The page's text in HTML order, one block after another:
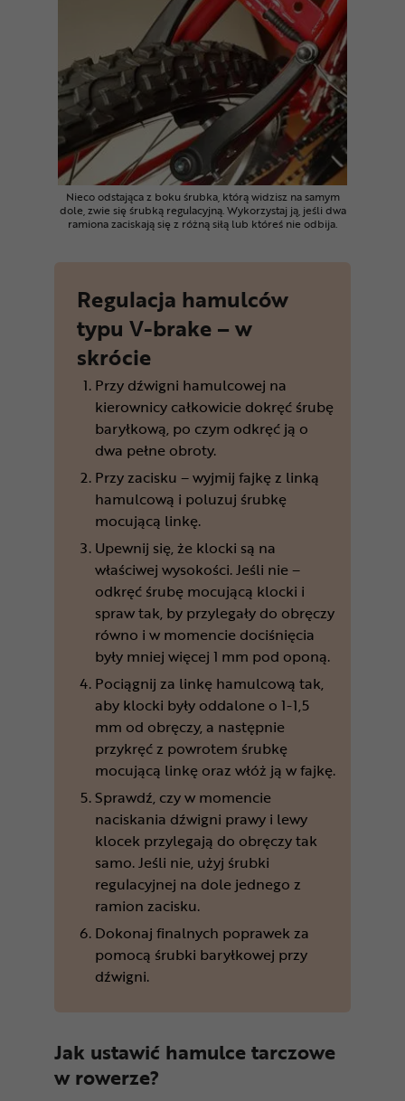
Nieco odstająca z boku śrubka, którą widzisz na samym
dole, zwie się śrubką regulacyjną. Wykorzystaj ją, jeśli dwa
ramiona zaciskają się z różną siłą lub któreś nie odbija.
Regulacja hamulców
typu V-brake – w
skrócie
Przy dźwigni hamulcowej na
kierownicy całkowicie dokręć śrubę
baryłkową, po czym odkręć ją o
dwa pełne obroty.
Przy zacisku – wyjmij fajkę z linką
hamulcową i poluzuj śrubkę
mocującą linkę.
Upewnij się, że klocki są na
właściwej wysokości. Jeśli nie –
odkręć śrubę mocującą klocki i
spraw tak, by przylegały do obręczy
równo i w momencie dociśnięcia
były mniej więcej 1 mm pod oponą.
Pociągnij za linkę hamulcową tak,
aby klocki były oddalone o 1-1,5
mm od obręczy, a następnie
przykręć z powrotem śrubkę
mocującą linkę oraz włóż ją w fajkę.
Sprawdź, czy w momencie
naciskania dźwigni prawy i lewy
klocek przylegają do obręczy tak
samo. Jeśli nie, użyj śrubki
regulacyjnej na dole jednego z
ramion zacisku.
Dokonaj finalnych poprawek za
pomocą śrubki baryłkowej przy
dźwigni.
Jak ustawić hamulce tarczowe
w rowerze?